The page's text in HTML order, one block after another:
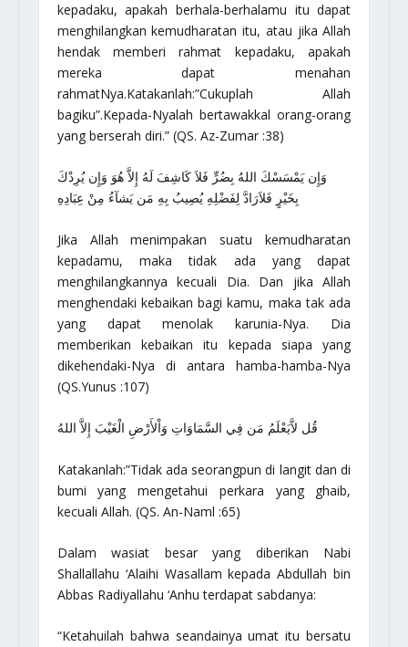
kepadaku, apakah berhala-berhalamu itu dapat
menghilangkan kemudharatan itu, atau jika Allah
hendak memberi rahmat kepadaku, apakah
mereka dapat menahan
rahmatNya.Katakanlah:”Cukuplah Allah
bagiku”.Kepada-Nyalah bertawakkal orang-orang
yang berserah diri.”(QS. Az-Zumar :38)
وَإِن يَمْسَسْكَ اللهُ بِضُرٍّ فَلاَ كَاشِفَ لَهُ إِلاَّ هُوَ وَإِن يُرِدْكَ
بِخَيْرٍ فَلاَرَادَّ لِفَضْلِهِ يُصِيبُ بِهِ مَن يَشآءُ مِنْ عِبَادِهِ
Jika Allah menimpakan suatu kemudharatan
kepadamu, maka tidak ada yang dapat
menghilangkannya kecuali Dia. Dan jika Allah
menghendaki kebaikan bagi kamu, maka tak ada
yang dapat menolak karunia-Nya. Dia
memberikan kebaikan itu kepada siapa yang
dikehendaki-Nya di antara hamba-hamba-Nya
(QS.Yunus :107)
قُل لاَّيَعْلَمُ مَن فِي السَّمَاوَاتِ وَاْلأَرْضِ الْغَيْبَ إِلاَّ اللهُ
Katakanlah:”Tidak ada seorangpun di langit dan di
bumi yang mengetahui perkara yang ghaib,
kecuali Allah. (QS. An-Naml :65)
Dalam wasiat besar yang diberikan Nabi
Shallallahu ‘Alaihi Wasallam kepada Abdullah bin
Abbas Radiyallahu ‘Anhu terdapat sabdanya:
“Ketahuilah bahwa seandainya umat itu bersatu